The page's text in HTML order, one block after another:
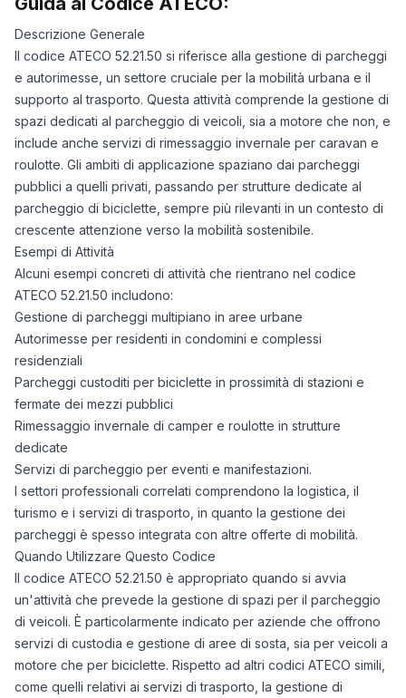
Descrizione Generale
Il codice ATECO 52.21.50 si riferisce alla gestione di parcheggi
e autorimesse, un settore cruciale per la mobilità urbana e il
supporto al trasporto. Questa attività comprende la gestione di
spazi dedicati al parcheggio di veicoli, sia a motore che non, e
include anche servizi di rimessaggio invernale per caravan e
roulotte. Gli ambiti di applicazione spaziano dai parcheggi
pubblici a quelli privati, passando per strutture dedicate al
parcheggio di biciclette, sempre più rilevanti in un contesto di
crescente attenzione verso la mobilità sostenibile.
Esempi di Attività
Alcuni esempi concreti di attività che rientrano nel codice
ATECO 52.21.50 includono:
Gestione di parcheggi multipiano in aree urbane
Autorimesse per residenti in condomini e complessi
residenziali
Parcheggi custoditi per biciclette in prossimità di stazioni e
fermate dei mezzi pubblici
Rimessaggio invernale di camper e roulotte in strutture
dedicate
Servizi di parcheggio per eventi e manifestazioni.
I settori professionali correlati comprendono la logistica, il
turismo e i servizi di trasporto, in quanto la gestione dei
parcheggi è spesso integrata con altre offerte di mobilità.
Quando Utilizzare Questo Codice
Il codice ATECO 52.21.50 è appropriato quando si avvia
un'attività che prevede la gestione di spazi per il parcheggio
di veicoli. È particolarmente indicato per aziende che offrono
servizi di custodia e gestione di aree di sosta, sia per veicoli a
motore che per biciclette. Rispetto ad altri codici ATECO simili,
come quelli relativi ai servizi di trasporto, la gestione di